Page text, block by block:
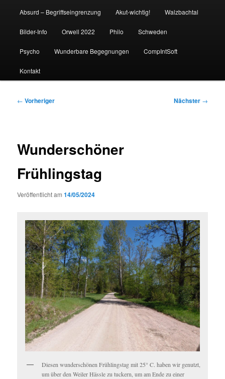
Absurd – Begriffseingrenzung Akut-wichtig! Walzbachtal
Bilder-Info Orwell 2022 Philo Schweden
Psycho Wunderbare Begegnungen CompIntSoft
Kontakt
Beitragsnavigation
← Vorheriger Nächster →
Wunderschöner
Frühlingstag
Veröffentlicht am14/05/2024
Diesen wunderschönen Frühlingstag mit 25° C. haben wir genutzt,
um über den Weiler Hässle zu tuckern, um am Ende zu einer